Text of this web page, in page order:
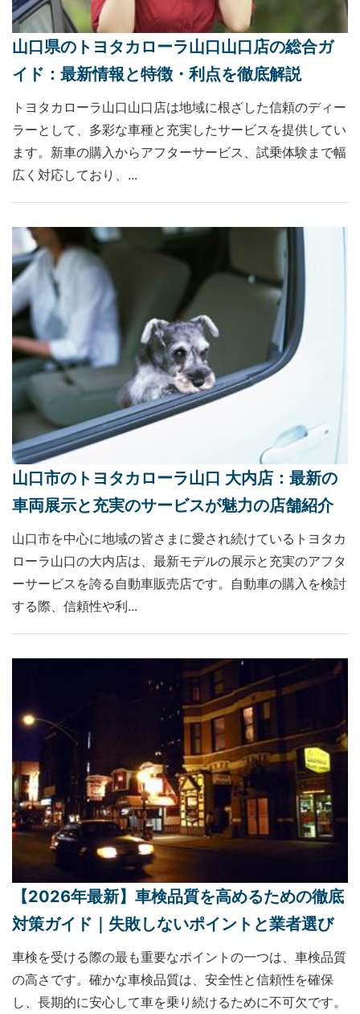
山口県のトヨタカローラ山口山口店の総合ガ
イド：最新情報と特徴・利点を徹底解説
トヨタカローラ山口山口店は地域に根ざした信頼のディー
ラーとして、多彩な車種と充実したサービスを提供してい
ます。新車の購入からアフターサービス、試乗体験まで幅
広く対応しており、...
山口市のトヨタカローラ山口 大内店：最新の
車両展示と充実のサービスが魅力の店舗紹介
山口市を中心に地域の皆さまに愛され続けているトヨタカ
ローラ山口の大内店は、最新モデルの展示と充実のアフタ
ーサービスを誇る自動車販売店です。自動車の購入を検討
する際、信頼性や利...
【2026年最新】車検品質を高めるための徹底
対策ガイド｜失敗しないポイントと業者選び
車検を受ける際の最も重要なポイントの一つは、車検品質
の高さです。確かな車検品質は、安全性と信頼性を確保
し、長期的に安心して車を乗り続けるために不可欠です。